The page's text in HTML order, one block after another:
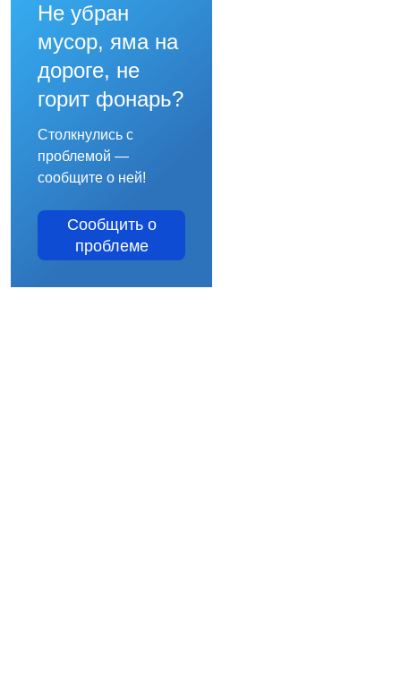
Не убран
мусор, яма на
дороге, не
горит фонарь?
Столкнулись с
проблемой —
сообщите о ней!
Сообщить о
проблеме